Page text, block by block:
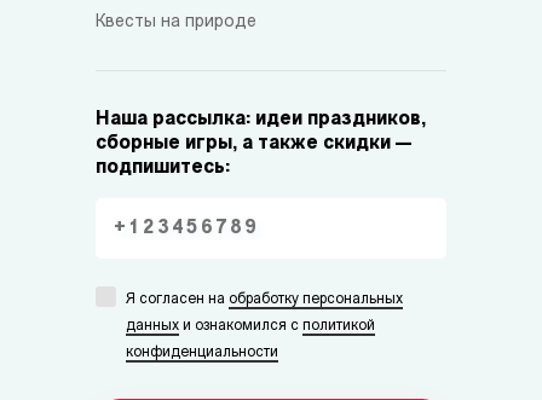
Квесты на природе
Наша рассылка: идеи праздников,
сборные игры, а также скидки —
подпишитесь:
Я согласен на обработку персональных
данных и ознакомился с политикой
конфиденциальности